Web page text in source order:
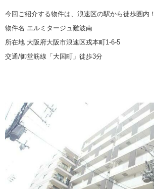
今回ご紹介する物件は、浪速区の駅から徒歩圏内！
物件名 エルミタージュ難波南
所在地 大阪府大阪市浪速区戎本町1-6-5
交通/御堂筋線「大国町」徒歩3分